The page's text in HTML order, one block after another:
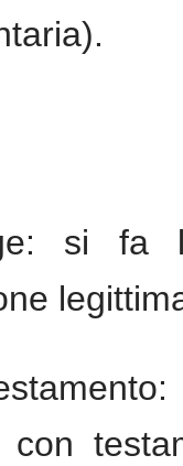
si fa
con